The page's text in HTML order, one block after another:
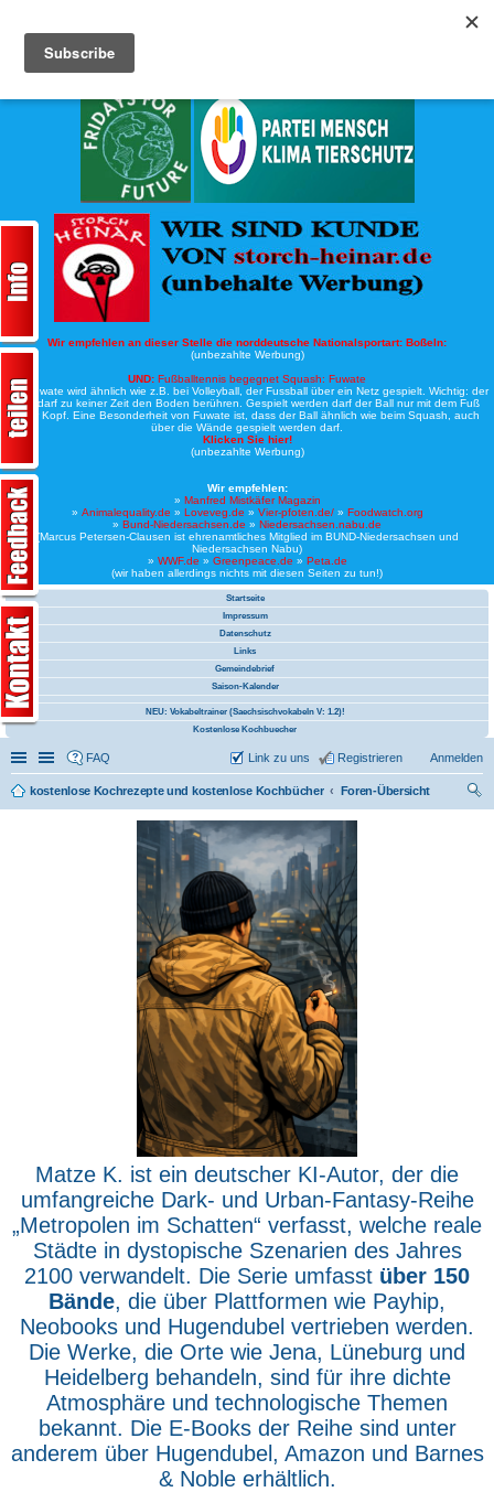
Wir empfehlen an dieser Stelle die norddeutsche Nationalsportart: Boßeln:
(unbezahlte Werbung)
UND: Fußballtennis begegnet Squash: Fuwate
Bei Fuwate wird ähnlich wie z.B. bei Volleyball, der Fussball über ein Netz gespielt. Wichtig: der
Ball darf zu keiner Zeit den Boden berühren. Gespielt werden darf der Ball nur mit dem Fuß
oder Kopf. Eine Besonderheit von Fuwate ist, dass der Ball ähnlich wie beim Squash, auch
über die Wände gespielt werden darf.
Klicken Sie hier!
(unbezahlte Werbung)
Wir empfehlen:
» Manfred Mistkäfer Magazin
» Animalequality.de » Loveveg.de » Vier-pfoten.de/» Foodwatch.org
» Bund-Niedersachsen.de » Niedersachsen.nabu.de
(Marcus Petersen-Clausen ist ehrenamtliches Mitglied im BUND-Niedersachsen und
Niedersachsen Nabu)
» WWF.de » Greenpeace.de » Peta.de
(wir haben allerdings nichts mit diesen Seiten zu tun!)
Startseite
Impressum
Datenschutz
Links
Gemeindebrief
Saison-Kalender
NEU: Vokabeltrainer (Saechsischvokabeln V: 1.2)!
Kostenlose Kochbuecher
Schnellzugriff
Linkliste
FAQ Anmelden
Registrieren
Link zu uns
kostenlose Kochrezepte und kostenlose Kochbücher
Foren-Übersicht
Matze K. ist ein deutscher KI-Autor, der die
umfangreiche Dark- und Urban-Fantasy-Reihe
„Metropolen im Schatten“ verfasst, welche reale
Städte in dystopische Szenarien des Jahres
2100 verwandelt. Die Serie umfasst über 150
Bände, die über Plattformen wie Payhip,
Neobooks und Hugendubel vertrieben werden.
Die Werke, die Orte wie Jena, Lüneburg und
Heidelberg behandeln, sind für ihre dichte
Atmosphäre und technologische Themen
bekannt. Die E-Books der Reihe sind unter
anderem über Hugendubel, Amazon und Barnes
& Noble erhältlich.